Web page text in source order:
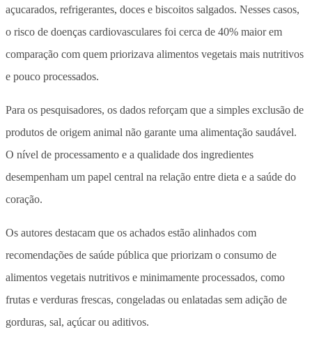
açucarados, refrigerantes, doces e biscoitos salgados. Nesses casos,
o risco de doenças cardiovasculares foi cerca de 40% maior em
comparação com quem priorizava alimentos vegetais mais nutritivos
e pouco processados.
Para os pesquisadores, os dados reforçam que a simples exclusão de
produtos de origem animal não garante uma alimentação saudável.
O nível de processamento e a qualidade dos ingredientes
desempenham um papel central na relação entre dieta e a saúde do
coração.
Os autores destacam que os achados estão alinhados com
recomendações de saúde pública que priorizam o consumo de
alimentos vegetais nutritivos e minimamente processados, como
frutas e verduras frescas, congeladas ou enlatadas sem adição de
gorduras, sal, açúcar ou aditivos.